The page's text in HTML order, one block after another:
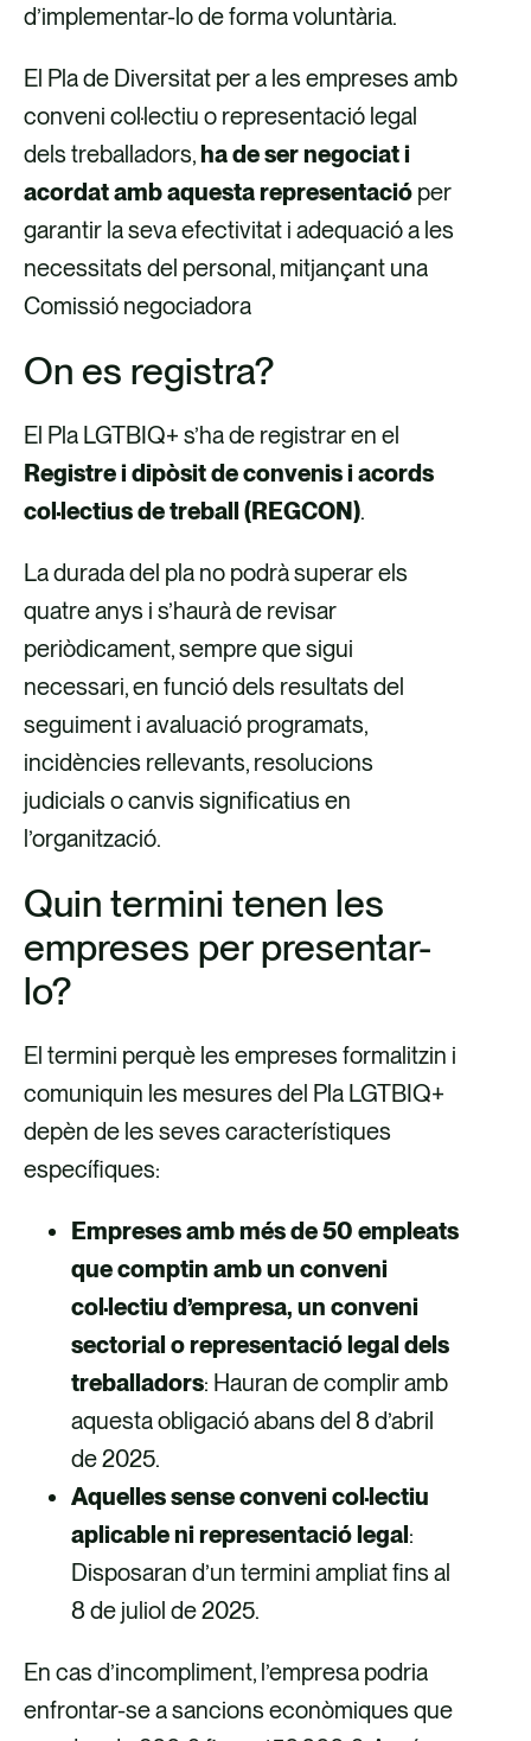
d’implementar-lo de forma voluntària.
El Pla de Diversitat per a les empreses amb
conveni col·lectiu o representació legal
dels treballadors, ha de ser negociat i
acordat amb aquesta representació per
garantir la seva efectivitat i adequació a les
necessitats del personal, mitjançant una
Comissió negociadora
On es registra?
El Pla LGTBIQ+ s’ha de registrar en el
Registre i dipòsit de convenis i acords
col·lectius de treball (REGCON).
La durada del pla no podrà superar els
quatre anys i s’haurà de revisar
periòdicament, sempre que sigui
necessari, en funció dels resultats del
seguiment i avaluació programats,
incidències rellevants, resolucions
judicials o canvis significatius en
l’organització.
Quin termini tenen les
empreses per presentar-
lo?
El termini perquè les empreses formalitzin i
comuniquin les mesures del Pla LGTBIQ+
depèn de les seves característiques
específiques:
Empreses amb més de 50 empleats
que comptin amb un conveni
col·lectiu d’empresa, un conveni
sectorial o representació legal dels
treballadors: Hauran de complir amb
aquesta obligació abans del 8 d’abril
de 2025.
Aquelles sense conveni col·lectiu
aplicable ni representació legal :
Disposaran d’un termini ampliat fins al
8 de juliol de 2025.
En cas d’incompliment, l’empresa podria
enfrontar-se a sancions econòmiques que